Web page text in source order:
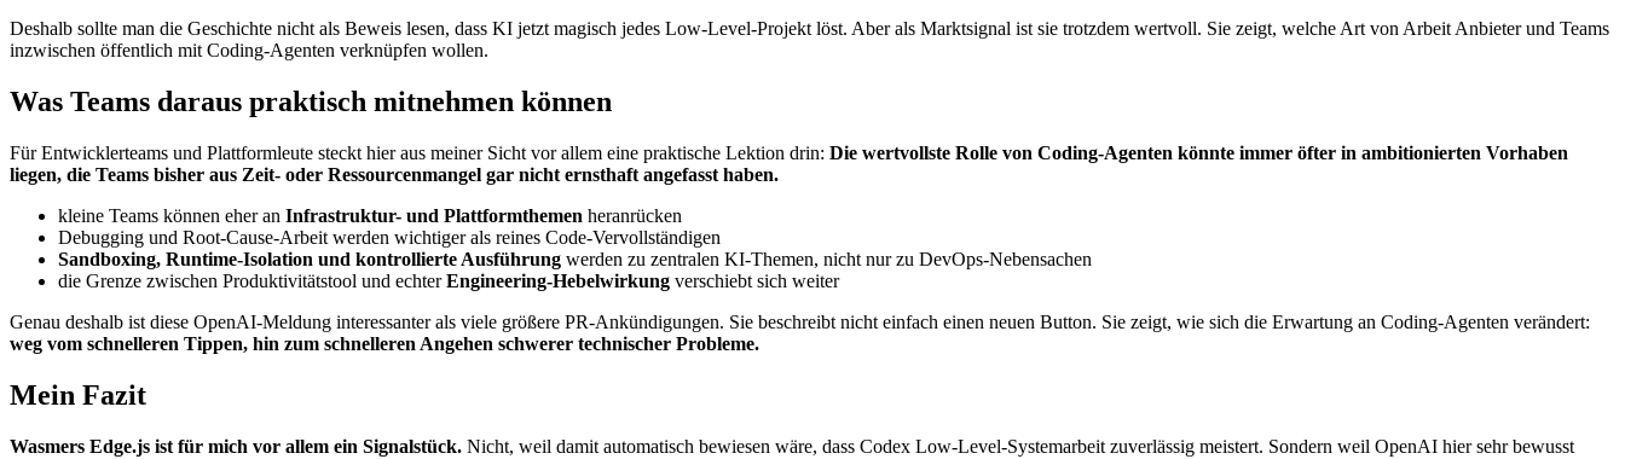
Deshalb sollte man die Geschichte nicht als Beweis lesen, dass KI jetzt magisch jedes Low-Level-Projekt löst. Aber als Marktsignal ist sie trotzdem wertvoll. Sie zeigt, welche Art von Arbeit Anbieter und Teams
inzwischen öffentlich mit Coding-Agenten verknüpfen wollen.
Was Teams daraus praktisch mitnehmen können
Für Entwicklerteams und Plattformleute steckt hier aus meiner Sicht vor allem eine praktische Lektion drin: Die wertvollste Rolle von Coding-Agenten könnte immer öfter in ambitionierten Vorhaben
liegen, die Teams bisher aus Zeit- oder Ressourcenmangel gar nicht ernsthaft angefasst haben.
kleine Teams können eher an Infrastruktur- und Plattformthemen heranrücken
Debugging und Root-Cause-Arbeit werden wichtiger als reines Code-Vervollständigen
Sandboxing, Runtime-Isolation und kontrollierte Ausführung werden zu zentralen KI-Themen, nicht nur zu DevOps-Nebensachen
die Grenze zwischen Produktivitätstool und echterEngineering-Hebelwirkung verschiebt sich weiter
Genau deshalb ist diese OpenAI-Meldung interessanter als viele größere PR-Ankündigungen. Sie beschreibt nicht einfach einen neuen Button. Sie zeigt, wie sich die Erwartung an Coding-Agenten verändert:
weg vom schnelleren Tippen, hin zum schnelleren Angehen schwerer technischer Probleme.
Mein Fazit
Wasmers Edge.js ist für mich vor allem ein Signalstück. Nicht, weil damit automatisch bewiesen wäre, dass Codex Low-Level-Systemarbeit zuverlässig meistert. Sondern weil OpenAI hier sehr bewusst